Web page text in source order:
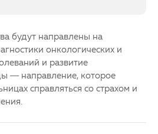
будут направлены на
онкологических и
и развитие
— направление, которое
справляться со страхом и